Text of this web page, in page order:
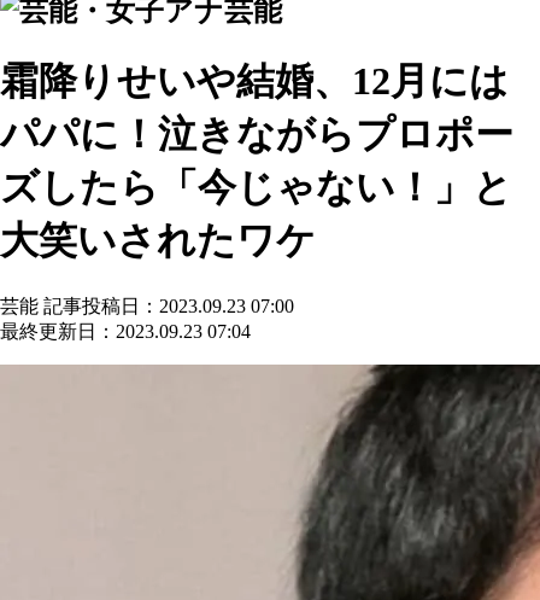
芸能
霜降りせいや結婚、12月には
パパに！泣きながらプロポー
ズしたら「今じゃない！」と
大笑いされたワケ
芸能 記事投稿日：2023.09.23 07:00
最終更新日：2023.09.23 07:04